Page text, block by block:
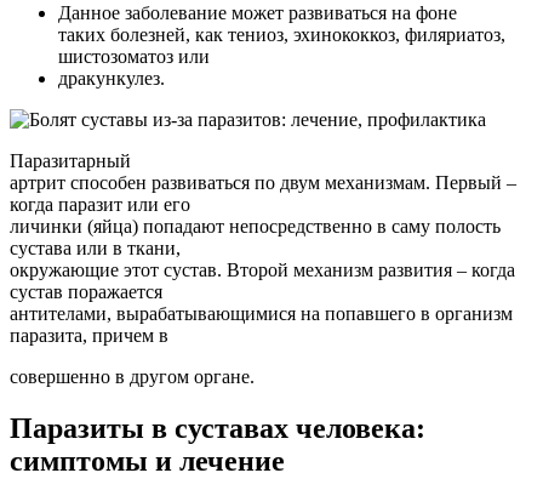
Данное заболевание может развиваться на фоне
таких болезней, как тениоз, эхинококкоз, филяриатоз,
шистозоматоз или
дракункулез.
Паразитарный
артрит способен развиваться по двум механизмам. Первый –
когда паразит или его
личинки (яйца) попадают непосредственно в саму полость
сустава или в ткани,
окружающие этот сустав. Второй механизм развития – когда
сустав поражается
антителами, вырабатывающимися на попавшего в организм
паразита, причем в
совершенно в другом органе.
Паразиты в суставах человека:
симптомы и лечение